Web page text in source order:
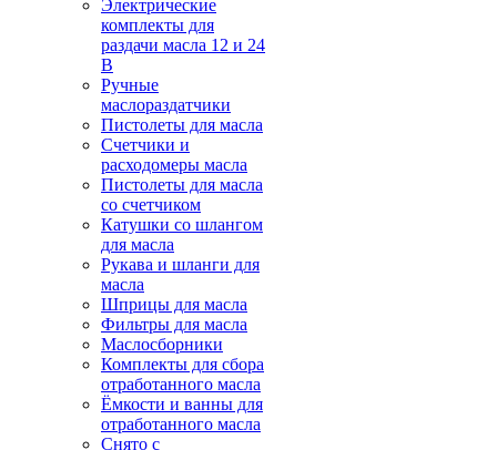
Электрические
комплекты для
раздачи масла 12 и 24
В
Ручные
маслораздатчики
Пистолеты для масла
Счетчики и
расходомеры масла
Пистолеты для масла
со счетчиком
Катушки со шлангом
для масла
Рукава и шланги для
масла
Шприцы для масла
Фильтры для масла
Маслосборники
Комплекты для сбора
отработанного масла
Ёмкости и ванны для
отработанного масла
Снято с